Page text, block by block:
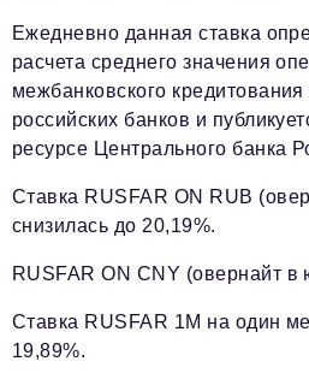
Ежедневно данная ставка
расчета среднего значения
межбанковского
российских банков и
ресурсе Центрального банка
Ставка RUSFAR ON RUB
снизилась до 20,19%.
RUSFAR ON CNY (овернайт в
Ставка RUSFAR 1М на один
19,89%.